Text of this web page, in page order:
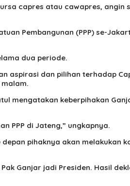
capres atau cawapres,
Pembangunan (PPP) se-
dua periode.
aspirasi dan pilihan terhadap
mengatakan keberpihakan
PPP di Jateng,” ungkapnya.
pihaknya akan melakukan
Ganjar jadi Presiden. Hasil